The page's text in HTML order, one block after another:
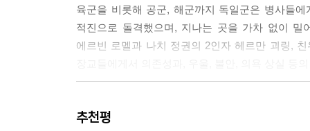
뚝 흘러내렸고, 곳곳에 죽은 자와 다친 자들이 무
전차 위에 꼿꼿이 선 채 이 모든 상황을 진두지휘했
--- p.114~115
자마자 불안 증세를 보였고, 기분이 나빠졌다. 페
육군을 비롯해 공군, 해군까지 독일군은 병사들
적진으로 돌격했으며, 지나는 곳을 가차 없이
에르빈 로멜과 나치 정권의 2인자 헤르만 괴링,
만났으나, 이후 모렐은 히틀러의 주치의로서 각
추천평